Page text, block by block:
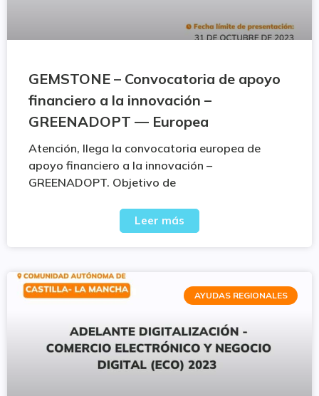
GEMSTONE – Convocatoria de apoyo
financiero a la innovación –
GREENADOPT — Europea
Atención, llega la convocatoria europea de
apoyo financiero a la innovación –
GREENADOPT. Objetivo de
Leer más
AYUDAS REGIONALES